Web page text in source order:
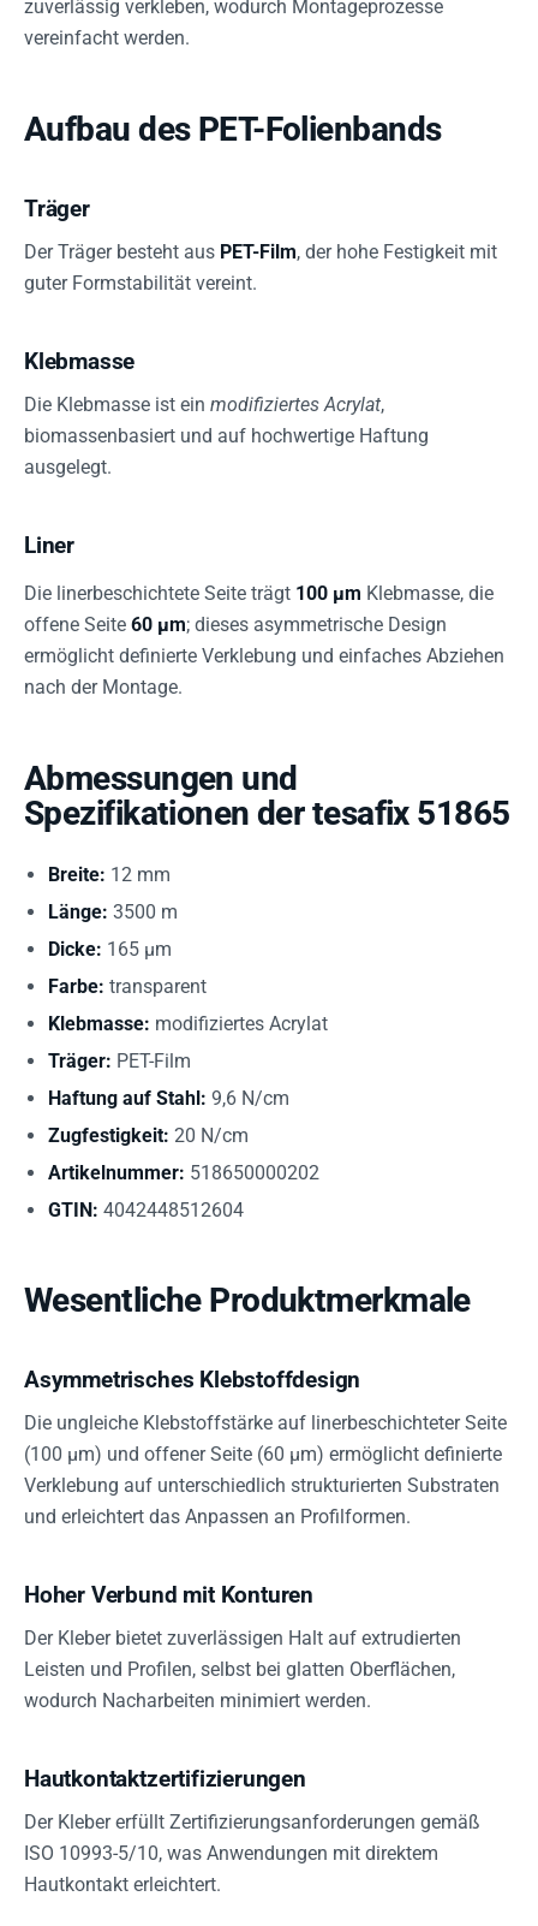
zuverlässig verkleben, wodurch Montageprozesse
vereinfacht werden.
Aufbau des PET-Folienbands
Träger
Der Träger besteht aus PET-Film, der hohe Festigkeit mit
guter Formstabilität vereint.
Klebmasse
Die Klebmasse ist ein modifiziertes Acrylat,
biomassenbasiert und auf hochwertige Haftung
ausgelegt.
Liner
Die linerbeschichtete Seite trägt 100 µm Klebmasse, die
offene Seite 60 µm; dieses asymmetrische Design
ermöglicht definierte Verklebung und einfaches Abziehen
nach der Montage.
Abmessungen und
Spezifikationen der tesafix 51865
Breite: 12 mm
Länge: 3500 m
Dicke: 165 µm
Farbe: transparent
Klebmasse: modifiziertes Acrylat
Träger: PET-Film
Haftung auf Stahl: 9,6 N/cm
Zugfestigkeit: 20 N/cm
Artikelnummer: 518650000202
GTIN: 4042448512604
Wesentliche Produktmerkmale
Asymmetrisches Klebstoffdesign
Die ungleiche Klebstoffstärke auf linerbeschichteter Seite
(100 µm) und offener Seite (60 µm) ermöglicht definierte
Verklebung auf unterschiedlich strukturierten Substraten
und erleichtert das Anpassen an Profilformen.
Hoher Verbund mit Konturen
Der Kleber bietet zuverlässigen Halt auf extrudierten
Leisten und Profilen, selbst bei glatten Oberflächen,
wodurch Nacharbeiten minimiert werden.
Hautkontaktzertifizierungen
Der Kleber erfüllt Zertifizierungsanforderungen gemäß
ISO 10993-5/10, was Anwendungen mit direktem
Hautkontakt erleichtert.